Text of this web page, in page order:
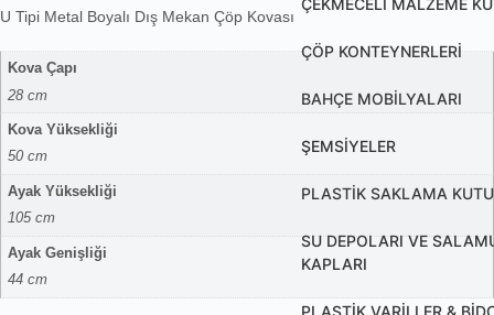
ÇEKMECELİ MALZEME
ÇÖP KONTEYNERLERİ
BAHÇE MOBİLYALARI
ŞEMSİYELER
PLASTİK SAKLAMA
SU DEPOLARI VE
KAPLARI
PLASTİK VARİLLER &
U Tipi Metal Boyalı Dış Mekan Çöp Kovası
Kova Çapı
28 cm
Kova Yüksekliği
50 cm
Ayak Yüksekliği
105 cm
Ayak Genişliği
44 cm